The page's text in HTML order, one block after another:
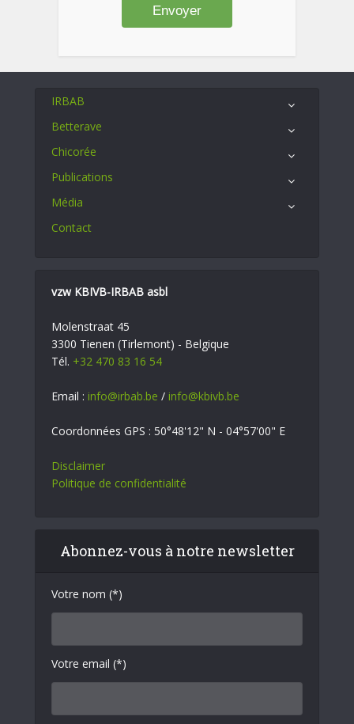
IRBAB
Betterave
Chicorée
Publications
Média
Contact
vzw KBIVB-IRBAB asbl
Molenstraat 45
3300 Tienen (Tirlemont) - Belgique
Tél. +32 470 83 16 54
Email : info@irbab.be / info@kbivb.be
Coordonnées GPS : 50°48'12" N - 04°57'00" E
Disclaimer
Politique de confidentialité
Abonnez-vous à notre newsletter
Votre nom (*)
Votre email (*)